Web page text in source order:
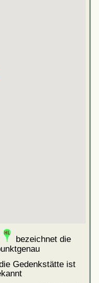
bezeichnet die
Gedenkstätte ist